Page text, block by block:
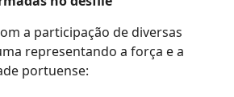
a participação de diversas
representando a força e a
portuense: